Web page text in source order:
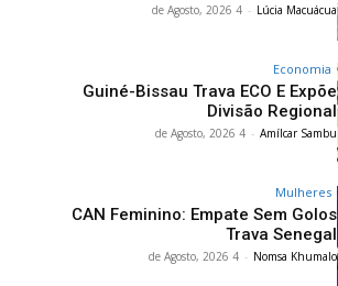
Lúcia Macuácua
-
4 de Agosto, 2026
Economia
Guiné-Bissau Trava ECO E Expõe
Divisão Regional
Amílcar Sambu
-
4 de Agosto, 2026
Mulheres
CAN Feminino: Empate Sem Golos
Trava Senegal
Nomsa Khumalo
-
4 de Agosto, 2026